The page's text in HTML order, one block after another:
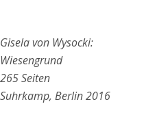
Gisela von Wysocki:
Wiesengrund
265 Seiten
Suhrkamp, Berlin 2016